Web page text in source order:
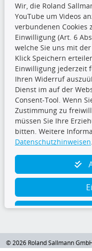
CARAT Gruppe
Folge uns
TecDoc Inside
© 2026 Roland Sallmann
Wir, die Roland
YouTube um Videos
verbundenen Cookies
Einwilligung (Art. 6
welche Sie uns mit
Klick Speichern
Einwilligung jederzeit
Ihren Widerruf
Dienst im auf der
Consent-Tool. Wenn
Zustimmung zu
müssen Sie Ihre
bitten. Weitere
Datenschutzhinweisen